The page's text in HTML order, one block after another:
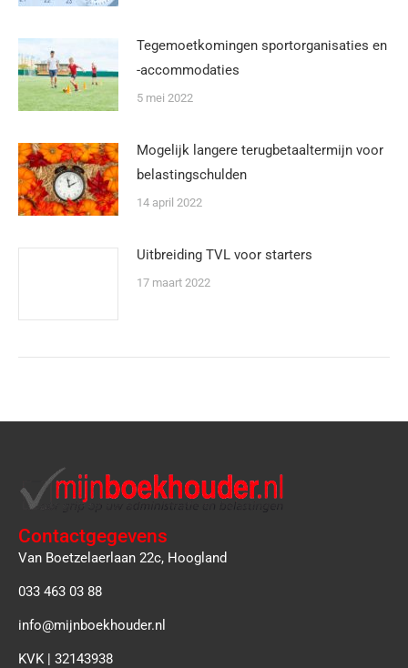
Tegemoetkomingen sportorganisaties en
-accommodaties
5 mei 2022
Mogelijk langere terugbetaaltermijn voor
belastingschulden
14 april 2022
Uitbreiding TVL voor starters
17 maart 2022
Contactgegevens
Van Boetzelaerlaan 22c, Hoogland
033 463 03 88
info@mijnboekhouder.nl
KVK | 32143938